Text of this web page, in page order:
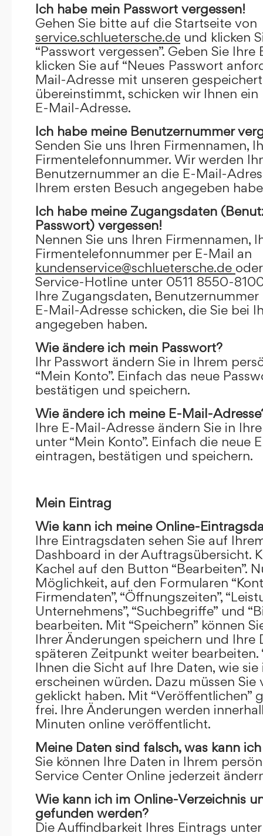
Ich habe mein Passwort vergessen!
Gehen Sie bitte auf die Startseite von
service.schluetersche.de und klicken
“Passwort vergessen”. Geben Sie
klicken Sie auf “Neues Passwort
Mail-Adresse mit unseren
übereinstimmt, schicken wir Ihnen
E-Mail-Adresse.
Ich habe meine Benutzernummer
Senden Sie uns Ihren Firmennamen,
Firmentelefonnummer. Wir werden
Benutzernummer an die E-Mail-
Ihrem ersten Besuch angegeben
Ich habe meine Zugangsdaten
Passwort) vergessen!
Nennen Sie uns Ihren Firmennamen,
Firmentelefonnummer per E-Mail an
kundenservice@schluetersche.de
Service-Hotline unter 0511 8550-
Ihre Zugangsdaten,
E-Mail-Adresse schicken, die Sie bei
angegeben haben.
Wie ändere ich mein Passwort?
Ihr Passwort ändern Sie in Ihrem
“Mein Konto”. Einfach das neue
bestätigen und speichern.
Wie ändere ich meine E-Mail-
Ihre E-Mail-Adresse ändern Sie in
unter “Mein Konto”. Einfach die neue
eintragen, bestätigen und speichern.
Mein Eintrag
Wie kann ich meine Online-
Ihre Eintragsdaten sehen Sie auf
Dashboard in der Auftragsübersicht.
Kachel auf den Button “Bearbeiten”.
Möglichkeit, auf den Formularen
Firmendaten”, “Öffnungszeiten”,
Unternehmens”, “Suchbegriffe” und
bearbeiten. Mit “Speichern” können
Ihrer Änderungen speichern und Ihre
späteren Zeitpunkt weiter bearbeiten.
Ihnen die Sicht auf Ihre Daten, wie
erscheinen würden. Dazu müssen Sie
geklickt haben. Mit “Veröffentlichen”
frei. Ihre Änderungen werden
Minuten online veröffentlicht.
Meine Daten sind falsch, was kann
Sie können Ihre Daten in Ihrem
Service Center Online jederzeit
Wie kann ich im Online-Verzeichnis
gefunden werden?
Die Auffindbarkeit Ihres Eintrags